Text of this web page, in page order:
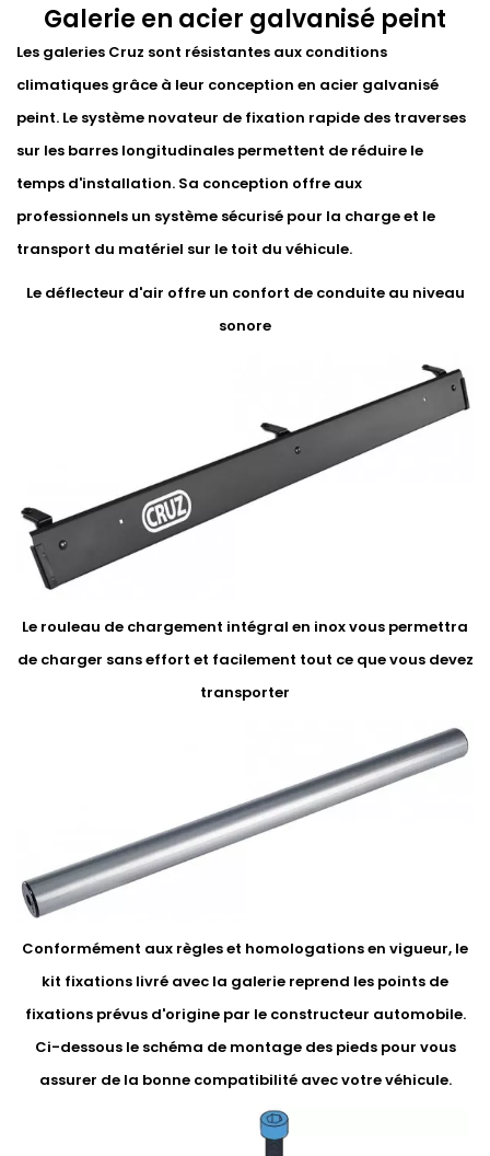
Galerie en acier galvanisé peint
Les galeries Cruz sont résistantes aux conditions
climatiques grâce à leur conception en acier galvanisé
peint. Le système novateur de fixation rapide des traverses
sur les barres longitudinales permettent de réduire le
temps d'installation. Sa conception offre aux
professionnels un système sécurisé pour la charge et le
transport du matériel sur le toit du véhicule.
Le déflecteur d'air offre un confort de conduite au niveau
sonore
Le rouleau de chargement intégral en inox vous permettra
de charger sans effort et facilement tout ce que vous devez
transporter
Conformément aux règles et homologations en vigueur, le
kit fixations livré avec la galerie reprend les points de
fixations prévus d'origine par le constructeur automobile.
Ci-dessous le schéma de montage des pieds pour vous
assurer de la bonne compatibilité avec votre véhicule.